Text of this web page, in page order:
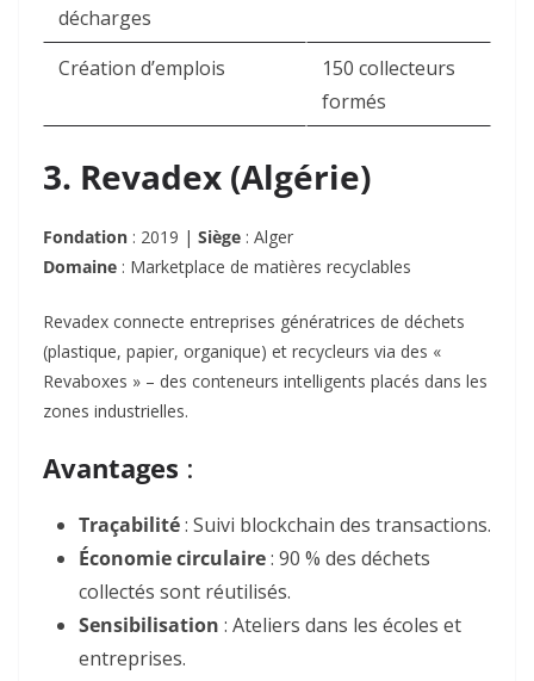
décharges
Création d’emplois
150 collecteurs
formés
3. Revadex (Algérie)
Fondation : 2019 | Siège : Alger
Domaine : Marketplace de matières recyclables
Revadex connecte entreprises génératrices de déchets
(plastique, papier, organique) et recycleurs via des «
Revaboxes » – des conteneurs intelligents placés dans les
zones industrielles.
Avantages :
Traçabilité: Suivi blockchain des transactions.
Économie circulaire: 90 % des déchets
collectés sont réutilisés.
Sensibilisation : Ateliers dans les écoles et
entreprises.